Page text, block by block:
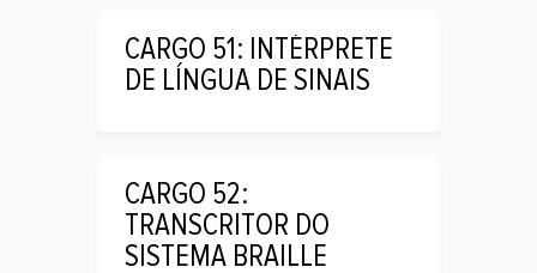
CARGO 51: INTÉRPRETE
DE LÍNGUA DE SINAIS
CARGO 52:
TRANSCRITOR DO
SISTEMA BRAILLE